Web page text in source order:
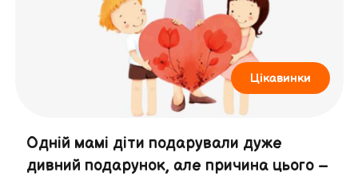
Цікавинки
Одній мамі діти подарували дуже
дивний подарунок, але причина цього –